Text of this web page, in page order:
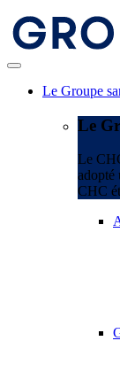
Le Groupe
Le
Le
adopté
CHC